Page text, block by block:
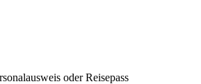
oder Reisepass